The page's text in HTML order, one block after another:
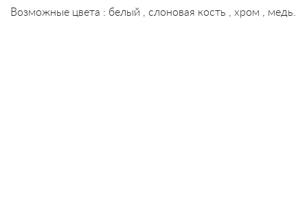
Возможные цвета : белый , слоновая кость , хром , медь.